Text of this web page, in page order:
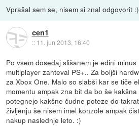
Vprašal sem se, nisem si znal odgovorit :)
cen1
:: 11. jun 2013, 16:40
Po vsem dosedaj slišanem je edini
multiplayer zahteval PS+.. Za boljši
za Xbox One. Malo so slabši kar se tiče
momentu ampak zna bit da bo še
potegnejo kakšne čudne poteze do
življenju še nisem imel konzole ampak
nakup naslednje leto. :)